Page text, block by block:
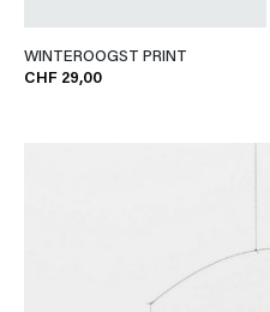
WINTEROOGST PRINT
CHF 29,00